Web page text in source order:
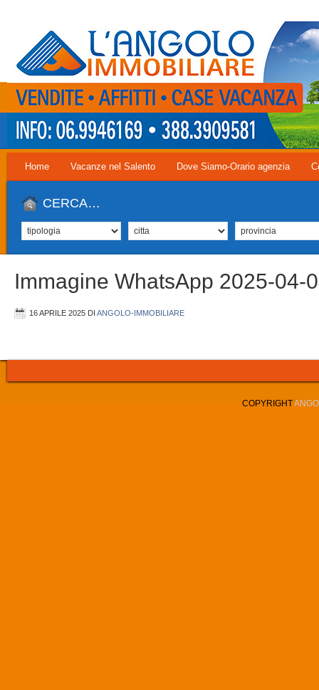
Home Vacanze nel Salento Dove Siamo-Orario agenzia
CERCA…
Immagine WhatsApp 2025-04-
16 APRILE 2025 DI ANGOLO-IMMOBILIARE
COPYRIGHT